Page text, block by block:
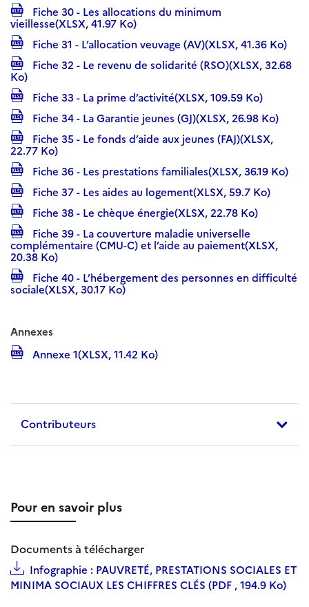
Fiche 30 - Les allocations du minimum
vieillesse(XLSX, 41.97 Ko)
Fiche 31 - L’allocation veuvage (AV)(XLSX, 41.36 Ko)
Fiche 32 - Le revenu de solidarité (RSO)(XLSX, 32.68
Ko)
Fiche 33 - La prime d’activité(XLSX, 109.59 Ko)
Fiche 34 - La Garantie jeunes (GJ)(XLSX, 26.98 Ko)
Fiche 35 - Le fonds d’aide aux jeunes (FAJ)(XLSX,
22.77 Ko)
Fiche 36 - Les prestations familiales(XLSX, 36.19 Ko)
Fiche 37 - Les aides au logement(XLSX, 59.7 Ko)
Fiche 38 - Le chèque énergie(XLSX, 22.78 Ko)
Fiche 39 - La couverture maladie universelle
complémentaire (CMU-C) et l’aide au paiement(XLSX,
20.38 Ko)
Fiche 40 - L’hébergement des personnes en difficulté
sociale(XLSX, 30.17 Ko)
Annexes
Annexe 1(XLSX, 11.42 Ko)
Contributeurs
Pour en savoir plus
Documents à télécharger
Infographie : PAUVRETÉ, PRESTATIONS SOCIALES ET
MINIMA SOCIAUX LES CHIFFRES CLÉS (PDF , 194.9 Ko)